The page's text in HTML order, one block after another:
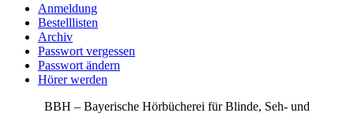
Anmeldung
Bestelllisten
Archiv
Passwort vergessen
Passwort ändern
Hörer werden
BBH – Bayerische Hörbücherei für Blinde, Seh- und